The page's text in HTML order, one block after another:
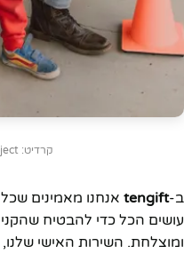
קרדיט: RDNE Stock project
ב-tengift אנחנו מאמינים
עושים הכל כדי להבטיח
ומוצלחת. השירות האישי